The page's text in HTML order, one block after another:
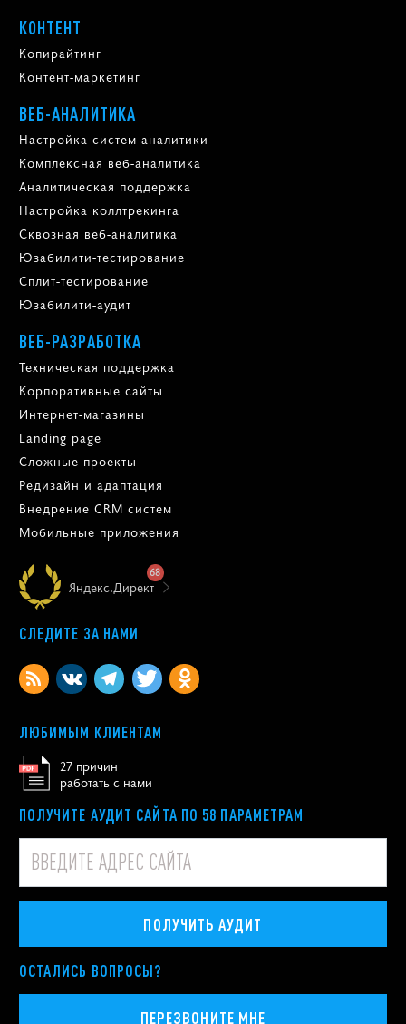
КОНТЕНТ
Копирайтинг
Контент-маркетинг
ВЕБ-АНАЛИТИКА
Настройка систем аналитики
Комплексная веб-аналитика
Аналитическая поддержка
Настройка коллтрекинга
Сквозная веб-аналитика
Юзабилити-тестирование
Сплит-тестирование
Юзабилити-аудит
ВЕБ-РАЗРАБОТКА
Техническая поддержка
Корпоративные сайты
Интернет-магазины
Landing page
Сложные проекты
Редизайн и адаптация
Внедрение CRM систем
Мобильные приложения
Яндекс.Директ
68
СЛЕДИТЕ ЗА НАМИ
ЛЮБИМЫМ КЛИЕНТАМ
27 причин
работать с нами
ПОЛУЧИТЕ АУДИТ САЙТА ПО 58 ПАРАМЕТРАМ
ПОЛУЧИТЬ АУДИТ
ОСТАЛИСЬ ВОПРОСЫ?
ПЕРЕЗВОНИТЕ МНЕ